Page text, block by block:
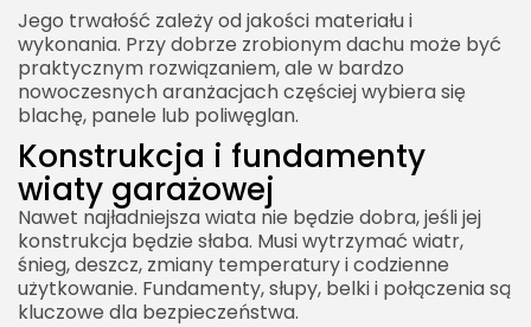
Jego trwałość zależy od jakości materiału i
wykonania. Przy dobrze zrobionym dachu może być
praktycznym rozwiązaniem, ale w bardzo
nowoczesnych aranżacjach częściej wybiera się
blachę, panele lub poliwęglan.
Konstrukcja i fundamenty
wiaty garażowej
Nawet najładniejsza wiata nie będzie dobra, jeśli jej
konstrukcja będzie słaba. Musi wytrzymać wiatr,
śnieg, deszcz, zmiany temperatury i codzienne
użytkowanie. Fundamenty, słupy, belki i połączenia są
kluczowe dla bezpieczeństwa.